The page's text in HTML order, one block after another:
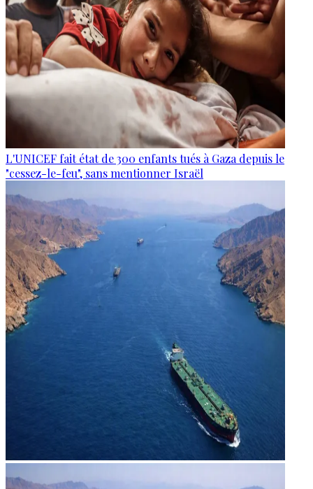
L'UNICEF fait état de 300 enfants tués à Gaza depuis le
"cessez-le-feu", sans mentionner Israël